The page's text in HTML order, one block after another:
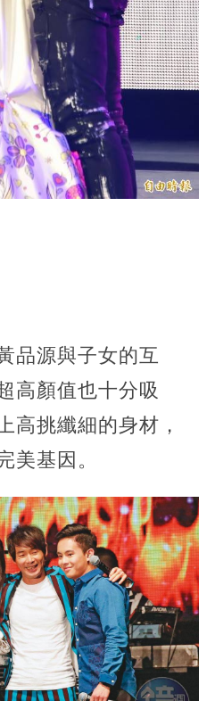
品源與子女的互
高顏值也十分吸
高挑纖細的身材，
美基因。